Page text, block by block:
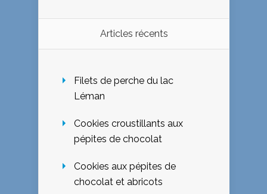
Articles récents
Filets de perche du lac
Léman
Cookies croustillants aux
pépites de chocolat
Cookies aux pépites de
chocolat et abricots